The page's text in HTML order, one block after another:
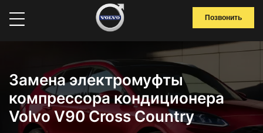
Позвонить
Замена электромуфты
компрессора кондиционера
Volvo V90 Cross Country